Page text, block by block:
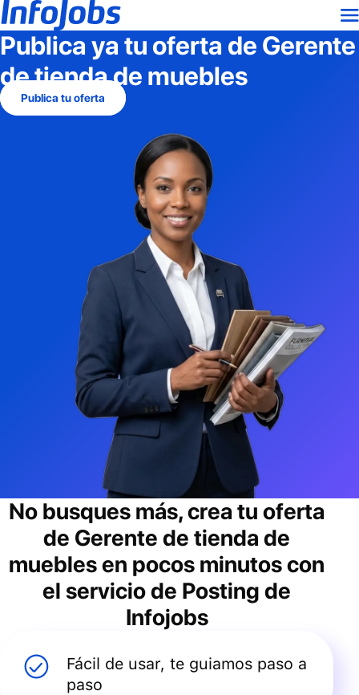
Publica ya tu oferta de Gerente
de tienda de muebles
Publica tu oferta
No busques más, crea tu oferta
de Gerente de tienda de
mueblesen pocos minutos con
el servicio de Posting de
Infojobs
Fácil de usar, te guiamos paso a
paso